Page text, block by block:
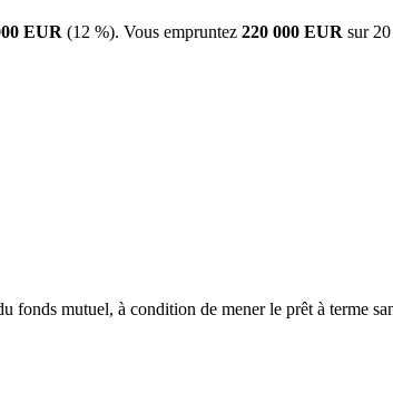
EUR (12 %). Vous empruntez 220 000 EUR sur
fonds mutuel, à condition de mener le prêt à terme